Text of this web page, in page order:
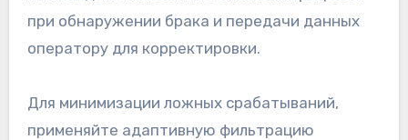
при обнаружении брака и передачи данных
оператору для корректировки.
Для минимизации ложных срабатываний,
применяйте адаптивную фильтрацию